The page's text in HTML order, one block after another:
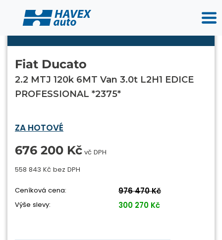
Fiat Ducato
2.2 MTJ 120k 6MT Van 3.0t L2H1 EDICE
PROFESSIONAL *2375*
ZA HOTOVÉ
676 200 Kč vč DPH
558 843 Kč bez DPH
Ceníková cena: 976 470 Kč
Výše slevy: 300 270 Kč